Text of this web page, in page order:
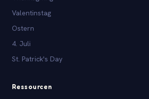
Valentinstag
Ostern
4. Juli
St. Patrick's Day
Ressourcen